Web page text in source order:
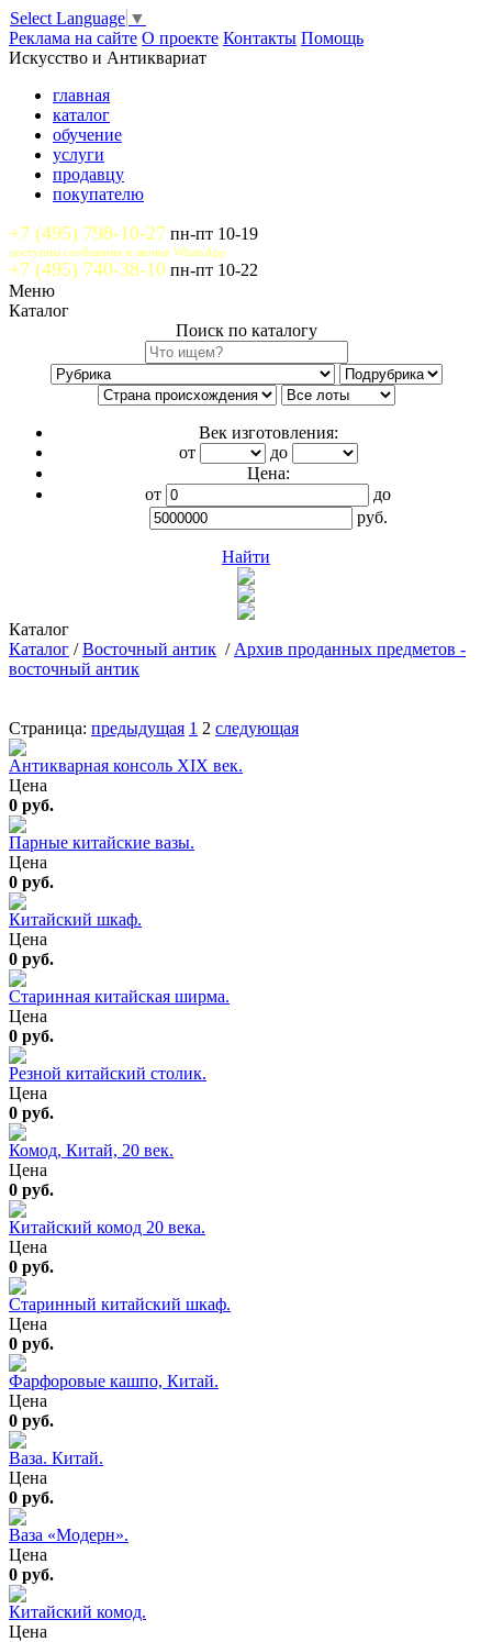
Select Language ▼
Реклама на сайте О проекте Контакты Помощь
Искусство и Антиквариат
главная
каталог
обучение
услуги
продавцу
покупателю
+7 (495) 798-10-27 пн-пт 10-19
доступны сообщения и звонки WhatsApp
+7 (495) 740-38-10 пн-пт 10-22
Меню
Каталог
Поиск по каталогу
Век изготовления:
от
до
Цена:
от
до
руб.
Найти
Каталог
Каталог /Восточный антик / Архив проданных предметов -
восточный антик
Страница: предыдущая 1 2 следующая
Антикварная консоль XIX век.
Цена
0 руб.
Парные китайские вазы.
Цена
0 руб.
Китайский шкаф.
Цена
0 руб.
Старинная китайская ширма.
Цена
0 руб.
Резной китайский столик.
Цена
0 руб.
Комод, Китай, 20 век.
Цена
0 руб.
Китайский комод 20 века.
Цена
0 руб.
Старинный китайский шкаф.
Цена
0 руб.
Фарфоровые кашпо, Китай.
Цена
0 руб.
Ваза. Китай.
Цена
0 руб.
Ваза «Модерн».
Цена
0 руб.
Китайский комод.
Цена